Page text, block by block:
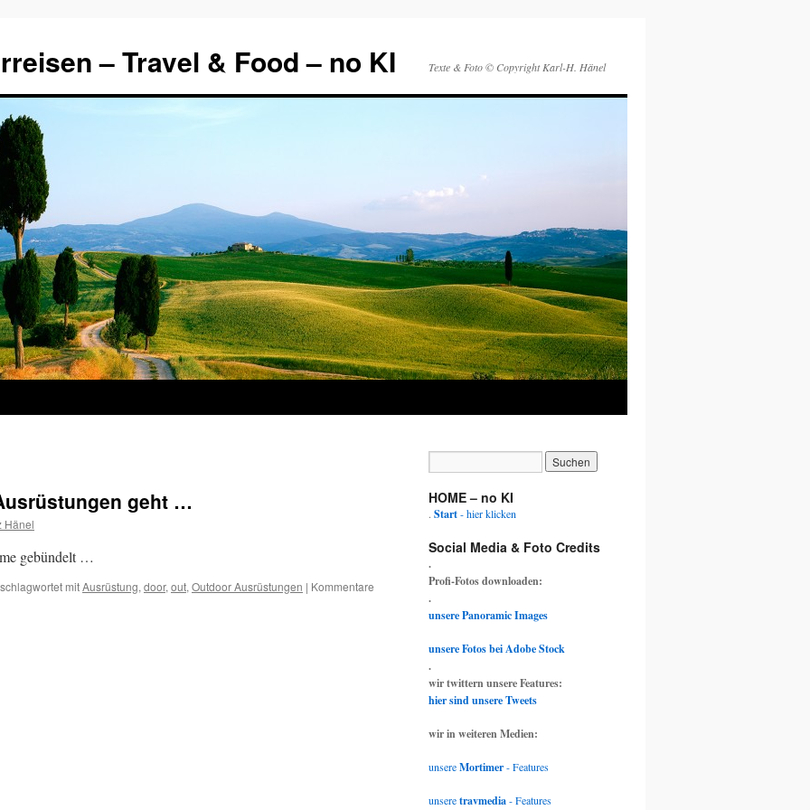
– Travel & Food – no KI Texte & Foto © Copyright Karl-H. Hänel
geht …
Hänel
gebündelt …
mitAusrüstung, door, out, Outdoor Ausrüstungen | Kommentare
HOME – no KI
. Start- hier klicken
Social Media & Foto Credits
.
Profi-Fotos downloaden:
.
unsere Panoramic Images
unsere Fotos bei Adobe Stock
.
wir twittern unsere Features:
hier sind unsere Tweets
wir in weiteren Medien:
unsereMortimer- Features
unseretravmedia- Features